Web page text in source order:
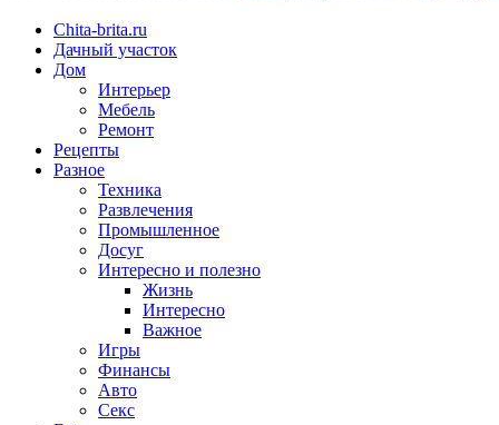
Chita-brita.ru
Дачный участок
Дом
Интерьер
Мебель
Ремонт
Рецепты
Разное
Техника
Развлечения
Промышленное
Досуг
Интересно и полезно
Жизнь
Интересно
Важное
Игры
Финансы
Авто
Секс